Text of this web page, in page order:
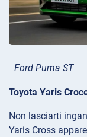
Ford Puma ST
Toyota Yaris
Non lasciarti
Yaris Cross